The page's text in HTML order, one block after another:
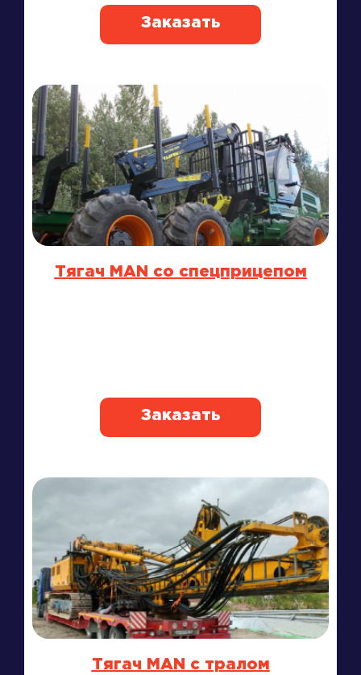
Заказать
Тягач MAN со спецприцепом
Заказать
Тягач MAN с тралом